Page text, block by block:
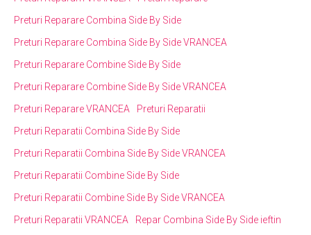
Preturi Reparare Combina Side By Side
Preturi Reparare Combina Side By Side VRANCEA
Preturi Reparare Combine Side By Side
Preturi Reparare Combine Side By Side VRANCEA
Preturi Reparare VRANCEA
Preturi Reparatii
Preturi Reparatii Combina Side By Side
Preturi Reparatii Combina Side By Side VRANCEA
Preturi Reparatii Combine Side By Side
Preturi Reparatii Combine Side By Side VRANCEA
Preturi Reparatii VRANCEA
Repar Combina Side By Side ieftin